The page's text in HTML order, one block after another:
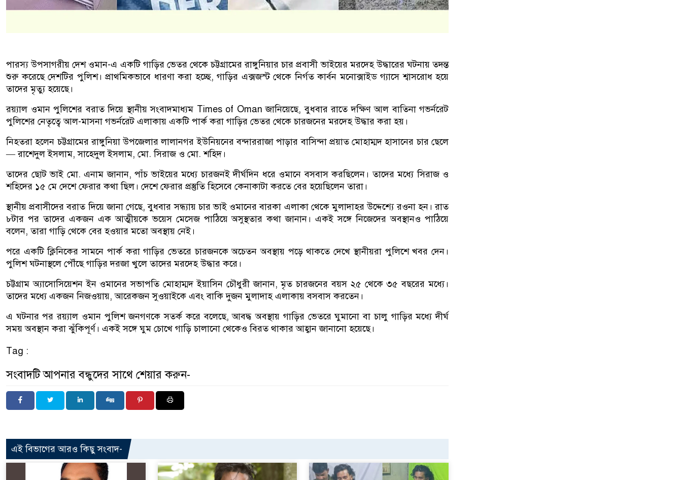
পারস্য উপসাগরীয় দেশ ওমান-এ একটি গাড়ির ভেতর থেকে চট্টগ্রামের রাঙ্গুনিয়ার চার প্রবাসী ভাইয়ের মরদেহ উদ্ধারের ঘটনায় তদন্ত
শুরু করেছে দেশটির পুলিশ। প্রাথমিকভাবে ধারণা করা হচ্ছে, গাড়ির এক্সজস্ট থেকে নির্গত কার্বন মনোক্সাইড গ্যাসে শ্বাসরোধ হয়ে
তাদের মৃত্যু হয়েছে।
রয়্যাল ওমান পুলিশের বরাত দিয়ে স্থানীয় সংবাদমাধ্যম Times of Oman জানিয়েছে, বুধবার রাতে দক্ষিণ আল বাতিনা গভর্নরেট
পুলিশের নেতৃত্বে আল-মাসনা গভর্নরেট এলাকায় একটি পার্ক করা গাড়ির ভেতর থেকে চারজনের মরদেহ উদ্ধার করা হয়।
নিহতরা হলেন চট্টগ্রামের রাঙ্গুনিয়া উপজেলার লালানগর ইউনিয়নের বন্দাররাজা পাড়ার বাসিন্দা প্রয়াত মোহাম্মদ হাসানের চার ছেলে
— রাশেদুল ইসলাম, সাহেদুল ইসলাম, মো. সিরাজ ও মো. শহিদ।
তাদের ছোট ভাই মো. এনাম জানান, পাঁচ ভাইয়ের মধ্যে চারজনই দীর্ঘদিন ধরে ওমানে বসবাস করছিলেন। তাদের মধ্যে সিরাজ ও
শহিদের ১৫ মে দেশে ফেরার কথা ছিল। দেশে ফেরার প্রস্তুতি হিসেবে কেনাকাটা করতে বের হয়েছিলেন তারা।
স্থানীয় প্রবাসীদের বরাত দিয়ে জানা গেছে, বুধবার সন্ধ্যায় চার ভাই ওমানের বারকা এলাকা থেকে মুলাদাহর উদ্দেশ্যে রওনা হন। রাত
৮টার পর তাদের একজন এক আত্মীয়কে ভয়েস মেসেজ পাঠিয়ে অসুস্থতার কথা জানান। একই সঙ্গে নিজেদের অবস্থানও পাঠিয়ে
বলেন, তারা গাড়ি থেকে বের হওয়ার মতো অবস্থায় নেই।
পরে একটি ক্লিনিকের সামনে পার্ক করা গাড়ির ভেতরে চারজনকে অচেতন অবস্থায় পড়ে থাকতে দেখে স্থানীয়রা পুলিশে খবর দেন।
পুলিশ ঘটনাস্থলে পৌঁছে গাড়ির দরজা খুলে তাদের মরদেহ উদ্ধার করে।
চট্টগ্রাম অ্যাসোসিয়েশন ইন ওমানের সভাপতি মোহাম্মদ ইয়াসিন চৌধুরী জানান, মৃত চারজনের বয়স ২৫ থেকে ৩৫ বছরের মধ্যে।
তাদের মধ্যে একজন নিজওয়ায়, আরেকজন সুওয়াইকে এবং বাকি দুজন মুলাদাহ এলাকায় বসবাস করতেন।
এ ঘটনার পর রয়্যাল ওমান পুলিশ জনগণকে সতর্ক করে বলেছে, আবদ্ধ অবস্থায় গাড়ির ভেতরে ঘুমানো বা চালু গাড়ির মধ্যে দীর্ঘ
সময় অবস্থান করা ঝুঁকিপূর্ণ। একই সঙ্গে ঘুম চোখে গাড়ি চালানো থেকেও বিরত থাকার আহ্বান জানানো হয়েছে।
Tag :
সংবাদটি আপনার বন্ধুদের সাথে শেয়ার করুন-
এই বিভাগের আরও কিছু সংবাদ-